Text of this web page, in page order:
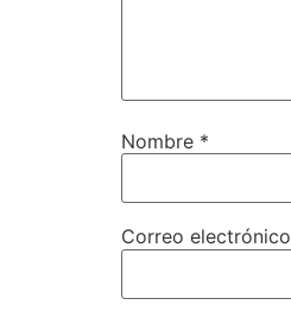
Nombre *
Correo electrónico